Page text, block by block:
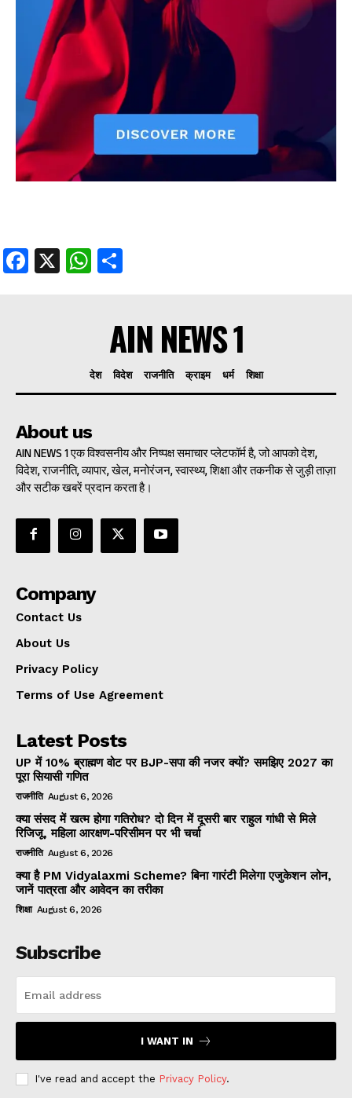
Facebook
X WhatsApp
Share
Facebook
X WhatsApp
AIN NEWS 1
देश विदेश राजनीति क्राइम धर्म शिक्षा
About us
AIN NEWS 1 एक विश्वसनीय और निष्पक्ष समाचार प्लेटफॉर्म है, जो आपको देश,
विदेश, राजनीति, व्यापार, खेल, मनोरंजन, स्वास्थ्य, शिक्षा और तकनीक से जुड़ी ताज़ा
और सटीक खबरें प्रदान करता है।
Company
Contact Us
About Us
Privacy Policy
Terms of Use Agreement
Latest Posts
UP में 10% ब्राह्मण वोट पर BJP-सपा की नजर क्यों? समझिए 2027 का
पूरा सियासी गणित
राजनीति August 6, 2026
क्या संसद में खत्म होगा गतिरोध? दो दिन में दूसरी बार राहुल गांधी से मिले
रिजिजू, महिला आरक्षण-परिसीमन पर भी चर्चा
राजनीति August 6, 2026
क्या है PM Vidyalaxmi Scheme? बिना गारंटी मिलेगा एजुकेशन लोन,
जानें पात्रता और आवेदन का तरीका
शिक्षा August 6, 2026
Subscribe
I WANT IN
I've read and accept the Privacy Policy.